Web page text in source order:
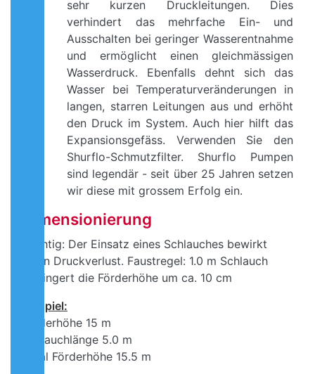
sehr kurzen Druckleitungen. Dies
verhindert das mehrfache Ein- und
Ausschalten bei geringer Wasserentnahme
und ermöglicht einen gleichmässigen
Wasserdruck. Ebenfalls dehnt sich das
Wasser bei Temperaturveränderungen in
langen, starren Leitungen aus und erhöht
den Druck im System. Auch hier hilft das
Expansionsgefäss. Verwenden Sie den
Shurflo-Schmutzfilter. Shurflo Pumpen
sind legendär - seit über 25 Jahren setzen
wir diese mit grossem Erfolg ein.
Dimensionierung
Wichtig: Der Einsatz eines Schlauches bewirkt
einen Druckverlust. Faustregel: 1.0 m Schlauch
verringert die Förderhöhe um ca. 10 cm
Beispiel:
Förderhöhe 15 m
Schlauchlänge 5.0 m
Total Förderhöhe 15.5 m